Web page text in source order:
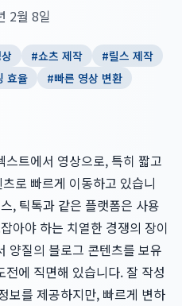
2월 8일
#쇼츠 제작 #릴스 제작
효율 #빠른 영상 변환
트에서 영상으로, 특히 짧고
로 빠르게 이동하고 있습니
, 틱톡과 같은 플랫폼은 사용
아야 하는 치열한 경쟁의 장이
양질의 블로그 콘텐츠를 보유
에 직면해 있습니다. 잘 작성
보를 제공하지만, 빠르게 변하